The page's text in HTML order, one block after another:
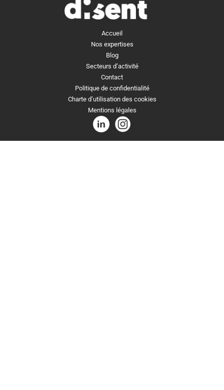
Accueil
Nos expertises
Blog
Secteurs d’activité
Contact
Politique de confidentialité
Charte d’utilisation des cookies
Mentions légales